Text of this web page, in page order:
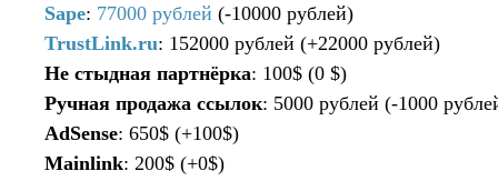
Sape: 77000 рублей (-10000 рублей)
TrustLink.ru: 152000 рублей (+22000 рублей)
Не стыдная партнёрка: 100$ (0 $)
Ручная продажа ссылок: 5000 рублей (-1000
AdSense: 650$ (+100$)
Mainlink: 200$ (+0$)